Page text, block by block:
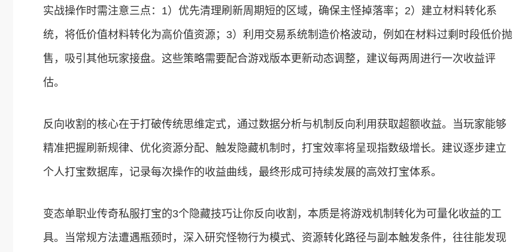
实战操作时需注意三点：1）优先清理刷新周期短的区域，确保主怪掉落率；2）建立材料转化系
统，将低价值材料转化为高价值资源；3）利用交易系统制造价格波动，例如在材料过剩时段低价抛
售，吸引其他玩家接盘。这些策略需要配合游戏版本更新动态调整，建议每两周进行一次收益评
估。
反向收割的核心在于打破传统思维定式，通过数据分析与机制反向利用获取超额收益。当玩家能够
精准把握刷新规律、优化资源分配、触发隐藏机制时，打宝效率将呈现指数级增长。建议逐步建立
个人打宝数据库，记录每次操作的收益曲线，最终形成可持续发展的高效打宝体系。
变态单职业传奇私服打宝的3个隐藏技巧让你反向收割，本质是将游戏机制转化为可量化收益的工
具。当常规方法遭遇瓶颈时，深入研究怪物行为模式、资源转化路径与副本触发条件，往往能发现